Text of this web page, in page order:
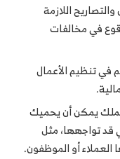
اللازمة
في مخالفات
في تنظيم الأعمال
يمكن أن يحميك
قد تواجهها، مثل
العملاء أو الموظفون.